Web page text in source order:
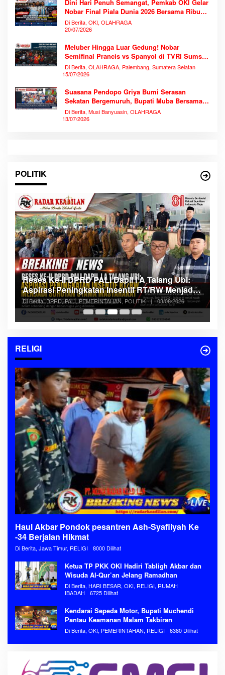
Dini Hari Penuh Semangat, Pemkab OKI Gelar
Nobar Final Piala Dunia 2026 Bersama Ribuan
Warga
Di Berita, OKI, OLAHRAGA
20/07/2026
Meluber Hingga Luar Gedung! Nobar
Semifinal Prancis vs Spanyol di TVRI Sumsel
Memecahkan Rekor Antusiasme
Di Berita, OLAHRAGA, Palembang, Sumatera Selatan
15/07/2026
Suasana Pendopo Griya Bumi Serasan
Sekatan Bergemuruh, Bupati Muba Bersama
Ribuan Warga Nobar Laga Bersejarah Piala
Dunia 2026
Di Berita, Musi Banyuasin, OLAHRAGA
13/07/2026
POLITIK
Reses Ke-II DPRD PALI Dapil I A Talang Ubi:
Aspirasi Peningkatan Insentif RT/RW Menjadi
Sorotan Utama Masyarakat
Di Berita, DPRD, PALI, PEMERINTAHAN, POLITIK | 03/08/2026
RELIGI
Haul Akbar Pondok pesantren Ash-Syafiiyah Ke
-34 Berjalan Hikmat
Di Berita, Jawa Timur, RELIGI 8000 Dilihat
Ketua TP PKK OKI Hadiri Tabligh Akbar dan
Wisuda Al-Qur’an Jelang Ramadhan
Di Berita, HARI BESAR, OKI, RELIGI, RUMAH
IBADAH
6725 Dilihat
Kendarai Sepeda Motor, Bupati Muchendi
Pantau Keamanan Malam Takbiran
Di Berita, OKI, PEMERINTAHAN, RELIGI 6380 Dilihat